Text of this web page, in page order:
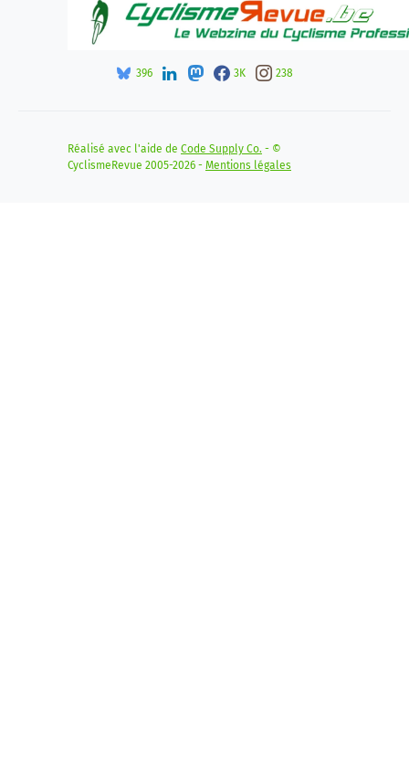
396 3K 238
Réalisé avec l'aide de Code Supply Co. - ©
CyclismeRevue 2005-2026 - Mentions légales